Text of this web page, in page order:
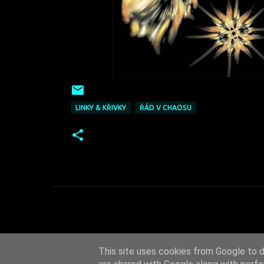
LINKY & KŘIVKY ŘÁD V CHAOSU
This site uses cookies from Google to